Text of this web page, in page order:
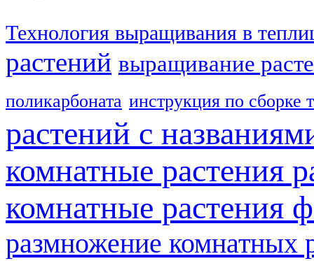
Технология выращивания в
растений выращивание
поликарбоната инструкция по сборке
растений с
комнатные растения
комнатные растения
размножение комнатных